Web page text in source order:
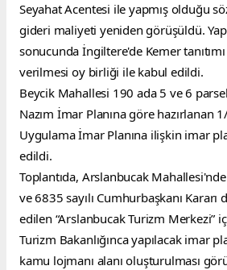
Seyahat Acentesi ile yapmış olduğu
gideri maliyeti yeniden görüşüldü.
sonucunda İngiltere'de Kemer
verilmesi oy birliği ile kabul edildi.
Beycik Mahallesi 190 ada 5 ve 6
Nazım İmar Planına göre hazırlanan
Uygulama İmar Planına ilişkin imar
edildi.
Toplantıda, Arslanbucak
ve 6835 sayılı Cumhurbaşkanı
edilen “Arslanbucak Turizm Merkezi”
Turizm Bakanlığınca yapılacak imar
kamu lojmanı alanı oluşturulması